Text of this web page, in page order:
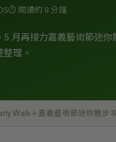
⏱ 閱讀約 8 分鐘
月再接力嘉義藝術節迷
理。
Walk＋嘉義藝術節迷你散步